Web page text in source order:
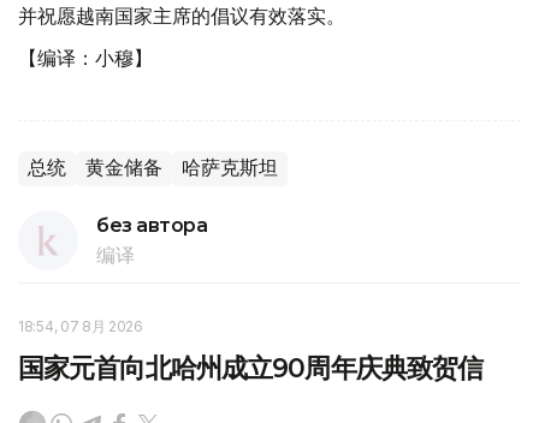
并祝愿越南国家主席的倡议有效落实。
【编译：小穆】
总统 黄金储备 哈萨克斯坦
без автора
编译
18:54, 07 8月 2026
国家元首向北哈州成立90周年庆典致贺信